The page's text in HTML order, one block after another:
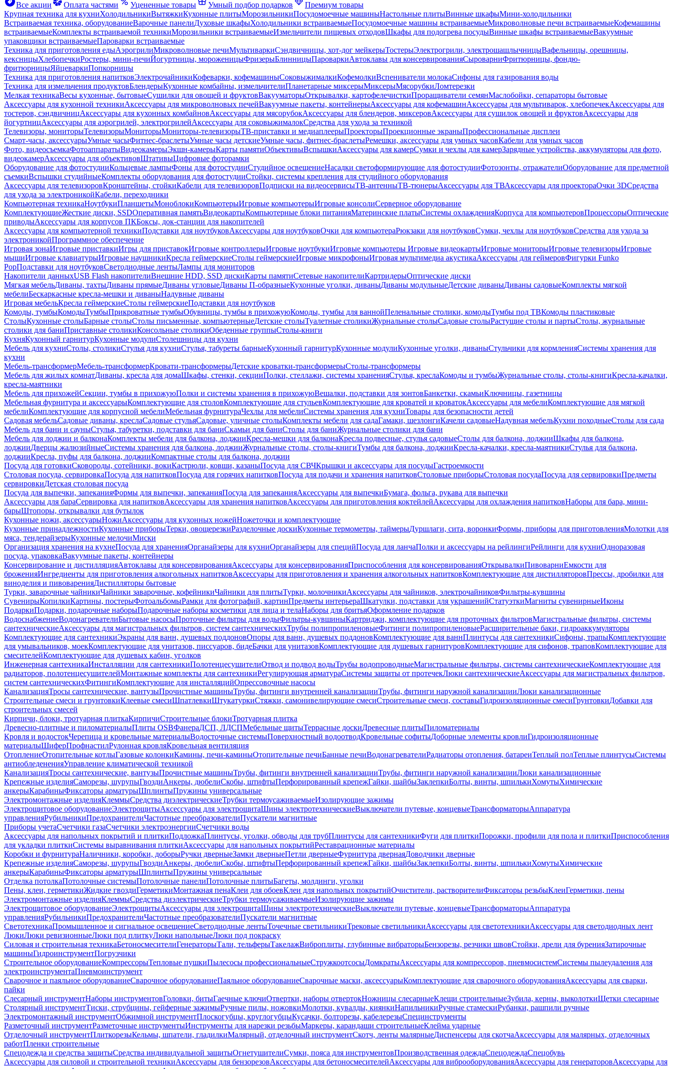
Все акции
Оплата частями Уцененные товары Умный подбор подарков
Премиум товары
Крупная техника для кухниХолодильникиВытяжкиКухонные плитыМорозильникиПосудомоечные машиныНастольные плитыВинные шкафыМини-холодильники
Встраиваемая техника, оборудованиеВарочные панелиДуховые шкафыХолодильники встраиваемыеПосудомоечные машины встраиваемыеМикроволновые печи встраиваемыеКофемашины
встраиваемыеКомплекты встраиваемой техникиМорозильники встраиваемыеИзмельчители пищевых отходовШкафы для подогрева посудыВинные шкафы встраиваемыеВакуумные
упаковщики встраиваемыеПароварки встраиваемые
Техника для приготовления едыАэрогрилиМикроволновые печиМультиваркиСэндвичницы, хот-дог мейкерыТостерыЭлектрогрили, электрошашлычницыВафельницы, орешницы,
кексницыХлебопечкиРостеры, мини-печиЙогуртницы, мороженицыФризерыБлинницыПароваркиАвтоклавы для консервированияСыроварниФритюрницы, фондю-
фритюрницыЯйцеваркиПопкорницы
Техника для приготовления напитковЭлектрочайникиКофеварки, кофемашиныСоковыжималкиКофемолкиВспениватели молокаСифоны для газирования воды
Техника для измельчения продуктовБлендерыКухонные комбайны, измельчителиПланетарные миксерыМиксерыМясорубкиЛомтерезки
Мелкая техникаВесы кухонные, бытовыеСушилки для овощей и фруктовВакууматорыОткрывалки, картофелечисткиПроращиватели семянМаслобойки, сепараторы бытовые
Аксессуары для кухонной техникиАксессуары для микроволновых печейВакуумные пакеты, контейнерыАксессуары для кофемашинАксессуары для мультиварок, хлебопечекАксессуары для
тостеров, сэндвичницАксессуары для кухонных комбайновАксессуары для мясорубокАксессуары для блендеров, миксеровАксессуары для сушилок овощей и фруктовАксессуары для
йогуртницАксессуары для аэрогрилей, электрогрилейАксессуары для соковыжималокСредства для ухода за техникой
Телевизоры, мониторыТелевизорыМониторыМониторы-телевизорыТВ-приставки и медиаплеерыПроекторыПроекционные экраныПрофессиональные дисплеи
Смарт-часы, аксессуарыУмные часыФитнес-браслетыУмные часы детскиеУмные часы, фитнес-браслетыРемешки, аксессуары для умных часовКабели для умных часов
Фото, видеосъемкаФотоаппаратыВидеокамерыЭкшн-камерыКарты памятиОбъективыВспышкиАксессуары для камерСумки и чехлы для камерЗарядные устройства, аккумуляторы для фото,
видеокамерАксессуары для объективовШтативыЦифровые фоторамки
Оборудование для фотостудииКольцевые лампыФоны для фотостудииСтудийное освещениеНасадки светоформирующие для фотостудииФотозонты, отражателиОборудование для предметной
съемкиВспышки студийныеКомплекты оборудования для фотостудииСтойки, системы крепления для студийного оборудования
Аксессуары для телевизоровКронштейны, стойкиКабели для телевизоровПодписки на видеосервисыТВ-антенныТВ-тюнерыАксессуары для ТВАксессуары для проектораОчки 3DСредства
для ухода за электроникойКабели, переходники
Компьютерная техникаНоутбукиПланшетыМоноблокиКомпьютерыИгровые компьютерыИгровые консолиСерверное оборудование
КомплектующиеЖесткие диски, SSDОперативная памятьВидеокартыКомпьютерные блоки питанияМатеринские платыСистемы охлажденияКорпуса для компьютеровПроцессорыОптические
приводыАксессуары для корпусов ПКБоксы, док-станции для накопителей
Аксессуары для компьютерной техникиПодставки для ноутбуковАксессуары для ноутбуковОчки для компьютераРюкзаки для ноутбуковСумки, чехлы для ноутбуковСредства для ухода за
электроникойПрограммное обеспечение
Игровая зонаИгровые приставкиИгры для приставокИгровые контроллерыИгровые ноутбукиИгровые компьютеры Игровые видеокартыИгровые мониторыИгровые телевизорыИгровые
мышиИгровые клавиатурыИгровые наушникиКресла геймерскиеСтолы геймерскиеИгровые микрофоныИгровая мультимедиа акустикаАксессуары для геймеровФигурки Funko
PopПодставки для ноутбуковСветодиодные лентыЛампы для мониторов
Накопители данныхUSB Flash накопителиВнешние HDD, SSD дискиКарты памятиСетевые накопителиКартридерыОптические диски
Мягкая мебельДиваны, тахтыДиваны прямыеДиваны угловыеДиваны П-образныеКухонные уголки, диваныДиваны модульныеДетские диваныДиваны садовыеКомплекты мягкой
мебелиБескаркасные кресла-мешки и диваныНадувные диваны
Игровая мебельКресла геймерскиеСтолы геймерскиеПодставки для ноутбуков
Комоды, тумбыКомодыТумбыПрикроватные тумбыОбувницы, тумбы в прихожуюКомоды, тумбы для ваннойПеленальные столики, комодыТумбы под ТВКомоды пластиковые
СтолыКухонные столыБарные столыСтолы письменные, компьютерныеДетские столыТуалетные столикиЖурнальные столыСадовые столыРастущие столы и партыСтолы, журнальные
столики для баниПриставные столикиКонсольные столикиОбеденные группыСтолы-книги
КухняКухонный гарнитурКухонные модулиСтолешницы для кухни
Мебель для кухниСтолы, столикиСтулья для кухниСтулья, табуреты барныеКухонный гарнитурКухонные модулиКухонные уголки, диваныСтульчики для кормленияСистемы хранения для
кухни
Мебель-трансформерМебель-трансформерКровати-трансформерыДетские кроватки-трансформерыСтолы-трансформеры
Мебель для жилых комнатДиваны, кресла для домаШкафы, стенки, секцииПолки, стеллажи, системы храненияСтулья, креслаКомоды и тумбыЖурнальные столы, столы-книгиКресла-качалки,
кресла-маятники
Мебель для прихожейСекции, тумбы в прихожуюПолки и системы хранения в прихожуюВешалки, подставки для зонтовБанкетки, скамьиКлючницы, газетницы
Мебельная фурнитура и аксессуарыКомплектующие для столовКомплектующие для стульевКомплектующие для кроватей и кроватокАксессуары для мебелиКомплектующие для мягкой
мебелиКомплектующие для корпусной мебелиМебельная фурнитураЧехлы для мебелиСистемы хранения для кухниТовары для безопасности детей
Садовая мебельСадовые диваны, креслаСадовые стульяСадовые, уличные столыКомплекты мебели для садаГамаки, шезлонгиКачели садовыеНадувная мебельКухни походныеСтолы для сада
Мебель для бани и сауныСтулья, табуретки, подставки для баниСкамьи для баниСтолы для баниЖурнальные столики для бани
Мебель для лоджии и балконаКомплекты мебели для балкона, лоджииКресла-мешки для балконаКресла подвесные, стулья садовыеСтолы для балкона, лоджииШкафы для балкона,
лоджииДверцы жалюзийныеСистемы хранения для балкона, лоджииЖурнальные столы, столы-книгиТумбы для балкона, лоджииКресла-качалки, кресла-маятникиСтулья для балкона,
лоджииКресла, пуфы для балкона, лоджииКомпактные столы для балкона, лоджии
Посуда для готовкиСковороды, сотейники, вокиКастрюли, ковши, казаныПосуда для СВЧКрышки и аксессуары для посудыГастроемкости
Столовая посуда, сервировкаПосуда для напитковПосуда для горячих напитковПосуда для подачи и хранения напитковСтоловые приборыСтоловая посудаПосуда для сервировкиПредметы
сервировкиДетская столовая посуда
Посуда для выпечки, запеканияФормы для выпечки, запеканияПосуда для запеканияАксессуары для выпечкиБумага, фольга, рукава для выпечки
Аксессуары для бараСервировка для напитковАксессуары для хранения напитковАксессуары для приготовления коктейлейАксессуары для охлаждения напитковНаборы для бара, мини-
барыШтопоры, открывалки для бутылок
Кухонные ножи, аксессуарыНожиАксессуары для кухонных ножейНожеточки и комплектующие
Кухонные принадлежностиКухонные приборыТерки, овощерезкиРазделочные доскиКухонные термометры, таймерыДуршлаги, сита, воронкиФормы, приборы для приготовленияМолотки для
мяса, тендерайзерыКухонные мелочиМиски
Организация хранения на кухнеПосуда для храненияОрганайзеры для кухниОрганайзеры для специйПосуда для ланчаПолки и аксессуары на рейлингиРейлинги для кухниОдноразовая
посуда, упаковкаВакуумные пакеты, контейнеры
Консервирование и дистилляцияАвтоклавы для консервированияАксессуары для консервированияПриспособления для консервированияОткрывалкиПивоварниЕмкости для
броженияИнгредиенты для приготовления алкогольных напитковАксессуары для приготовления и хранения алкогольных напитковКомплектующие для дистилляторовПрессы, дробилки для
виноделия и пивоваренияДистилляторы бытовые
Турки, заварочные чайникиЧайники заварочные, кофейникиЧайники для плитыТурки, молочникиАксессуары для чайников, электрочайниковФильтры-кувшины
СувенирыКопилкиКартины, постерыФотоальбомыРамки для фотографий, картинПредметы интерьераШкатулки, подставки для украшенийСтатуэткиМагниты сувенирныеИконы
ПодаркиПодарки, подарочные наборыПодарочные наборы косметики для лица и телаНаборы для бритьяОформление подарков
ВодоснабжениеВодонагревателиБытовые насосыПроточные фильтры для водыФильтры-кувшиныКартриджи, комплектующие для проточных фильтровМагистральные фильтры, системы
сантехническиеАксессуары для магистральных фильтров, систем сантехническихТрубы полипропиленовыеФитинги полипропиленовыеРасширительные баки, гидроаккумуляторы
Комплектующие для сантехникиЭкраны для ванн, душевых поддоновОпоры для ванн, душевых поддоновКомплектующие для ваннПлинтусы для сантехникиСифоны, трапыКомплектующие
для умывальников, моекКомплектующие для унитазов, писсуаров, бидеБачки для унитазовКомплектующие для душевых гарнитуровКомплектующие для сифонов, траповКомплектующие для
смесителейКомплектующие для душевых кабин, уголков
Инженерная сантехникаИнсталляции для сантехникиПолотенцесушителиОтвод и подвод водыТрубы водопроводныеМагистральные фильтры, системы сантехническиеКомплектующие для
радиаторов, полотенцесушителейМонтажные комплекты для сантехникиРегулирующая арматураСистемы защиты от протечекЛюки сантехническиеАксессуары для магистральных фильтров,
систем сантехническихФитингиКомплектующие для инсталляцийОпрессовочные насосы
КанализацияТросы сантехнические, вантузыПрочистные машиныТрубы, фитинги внутренней канализацииТрубы, фитинги наружной канализацииЛюки канализационные
Строительные смеси и грунтовкиКлеевые смесиШпатлевкиШтукатуркиСтяжки, самонивелирующие смесиСтроительные смеси, составыГидроизоляционные смесиГрунтовкиДобавки для
строительных смесей
Кирпичи, блоки, тротуарная плиткаКирпичиСтроительные блокиТротуарная плитка
Древесно-плитные и пиломатериалыПлиты OSBФанераДСП, ЛДСПМебельные щитыТеррасные доскиДревесные плитыПиломатериалы
Кровля и водостокЧерепица и кровельные материалыВодосточные системыПоверхностный водоотводКровельные софитыДоборные элементы кровлиГидроизоляционные
материалыШиферПрофнастилРулонная кровляКровельная вентиляция
ОтоплениеОтопительные котлыГазовые колонкиКамины, печи-каминыОтопительные печиБанные печиВодонагревателиРадиаторы отопления, батареиТеплый полТеплые плинтусыСистемы
антиобледененияУправление климатической техникой
КанализацияТросы сантехнические, вантузыПрочистные машиныТрубы, фитинги внутренней канализацииТрубы, фитинги наружной канализацииЛюки канализационные
Крепежные изделияСаморезы, шурупыГвоздиАнкеры, дюбелиСкобы, штифтыПерфорированный крепежГайки, шайбыЗаклепкиБолты, винты, шпилькиХомутыХимические
анкерыКарабиныФиксаторы арматурыШплинтыПружины универсальные
Электромонтажные изделияКлеммыСредства диэлектрическиеТрубки термоусаживаемыеИзолирующие зажимы
Электрощитовое оборудованиеЭлектрощитыАксессуары для электрощитаШины электротехническиеВыключатели путевые, концевыеТрансформаторыАппаратура
управленияРубильникиПредохранителиЧастотные преобразователиПускатели магнитные
Приборы учетаСчетчики газаСчетчики электроэнергииСчетчики воды
Аксессуары для напольных покрытий и плиткиПодложкаПлинтусы, уголки, обводы для трубПлинтусы для сантехникиФуги для плиткиПорожки, профили для пола и плиткиПриспособления
для укладки плиткиСистемы выравнивания плиткиАксессуары для напольных покрытийРеставрационные материалы
Коробки и фурнитураНаличники, коробки, доборыРучки дверныеЗамки дверныеПетли дверныеФурнитура двернаяДоводчики дверные
Крепежные изделияСаморезы, шурупыГвоздиАнкеры, дюбелиСкобы, штифтыПерфорированный крепежГайки, шайбыЗаклепкиБолты, винты, шпилькиХомутыХимические
анкерыКарабиныФиксаторы арматурыШплинтыПружины универсальные
Отделка потолкаПотолочные системыПотолочные панелиПотолочные плитыБагеты, молдинги, уголки
Пены, клеи, герметикиЖидкие гвоздиГерметикиМонтажная пенаКлеи для обоевКлеи для напольных покрытийОчистители, растворителиФиксаторы резьбыКлеиГерметики, пены
Электромонтажные изделияКлеммыСредства диэлектрическиеТрубки термоусаживаемыеИзолирующие зажимы
Электрощитовое оборудованиеЭлектрощитыАксессуары для электрощитаШины электротехническиеВыключатели путевые, концевыеТрансформаторыАппаратура
управленияРубильникиПредохранителиЧастотные преобразователиПускатели магнитные
СветотехникаПромышленное и сигнальное освещениеСветодиодные лентыТочечные светильникиТрековые светильникиАксессуары для светотехникиАксессуары для светодиодных лент
ЛюкиЛюки ревизионныеЛюки под плиткуЛюки напольныеЛюки под покраску
Силовая и строительная техникаБетоносмесителиГенераторыТали, тельферыТакелажВиброплиты, глубинные вибраторыБензорезы, резчики швовСтойки, дрели для буренияЗатирочные
машиныГидроинструментПогрузчики
Строительное оборудованиеКомпрессорыТепловые пушкиПылесосы профессиональныеСтружкоотсосыДомкратыАксессуары для компрессоров, пневмосистемСистемы пылеудаления для
электроинструментаПневмоинструмент
Сварочное и паяльное оборудованиеСварочное оборудованиеПаяльное оборудованиеСварочные маски, аксессуарыКомплектующие для сварочного оборудованияАксессуары для сварки,
пайки
Слесарный инструментНаборы инструментовГоловки, битыГаечные ключиОтвертки, наборы отвертокНожницы слесарныеКлещи строительныеЗубила, керны, выколоткиЩетки слесарные
Столярный инструментТиски, струбцины, гейферные зажимыРучные пилы, ножовкиМолотки, кувалды, киянкиНапильникиРучные стамескиРубанки, рашпили ручные
Электромонтажный инструментОбжимной инструментПлоскогубцы, круглогубцыКусачки, болторезы, кабелерезыСпецинструменты
Разметочный инструментРазметочные инструментыИнструменты для нарезки резьбыМаркеры, карандаши строительныеКлейма ударные
Отделочный инструментПлиткорезыКельмы, шпатели, гладилкиМалярный, отделочный инструментСкотч, ленты малярныеДиспенсеры для скотчаАксессуары для малярных, отделочных
работПленки строительные
Спецодежда и средства защитыСредства индивидуальной защитыОгнетушителиСумки, пояса для инструментовПроизводственная одеждаСпецодеждаСпецобувь
Аксессуары для силовой и строительной техникиАксессуары для бензорезовАксессуары для бетоносмесителейАксессуары для виброоборудованияАксессуары для генераторовАксессуары для